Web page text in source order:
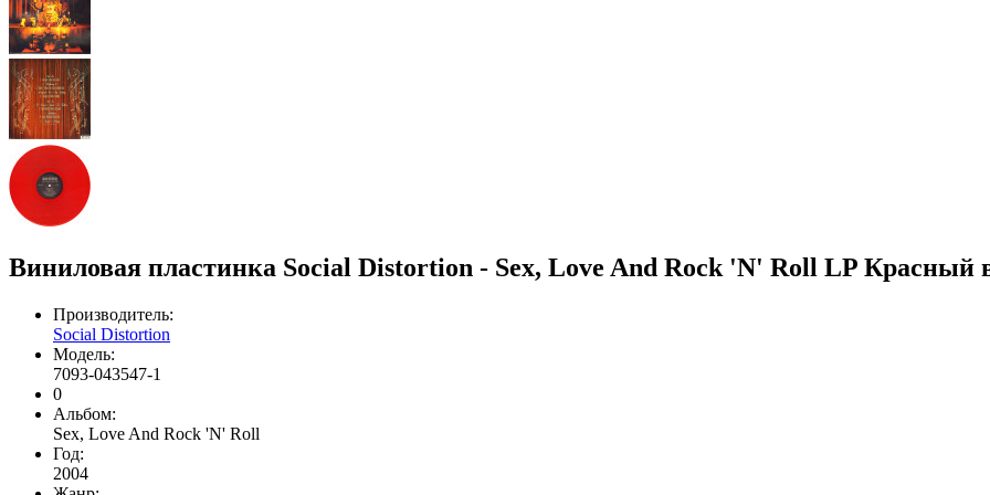
Виниловая пластинка Social Distortion - Sex, Love And Rock 'N' Roll LP Красный
Производитель:
Social Distortion
Модель:
7093-043547-1
0
Альбом:
Sex, Love And Rock 'N' Roll
Год:
2004